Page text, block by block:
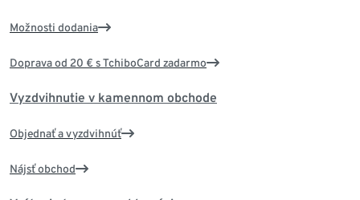
Možnosti dodania
Doprava od 20 € s TchiboCard zadarmo
Vyzdvihnutie v kamennom obchode
Objednať a vyzdvihnúť
Nájsť obchod